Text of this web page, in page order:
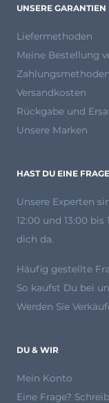
UNSERE GARANTIEN
Liefermethoden
Meine Bestellung
Zahlungsmethoden
Versandkosten
Rückgabe und
Unsere Marken
HAST DU EINE
Unsere Experten
12:00 und 13:00 bis
dich da.
Häufig gestellte
So kaufst Du bei
Werden Sie
DU & WIR
Mein Konto
Eine Frage?